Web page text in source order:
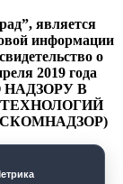
является
информации
о
2019 года
В